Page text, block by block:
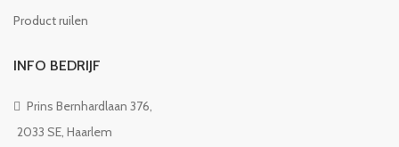
Product ruilen
INFO BEDRIJF
Prins Bernhardlaan 376,
2033 SE, Haarlem